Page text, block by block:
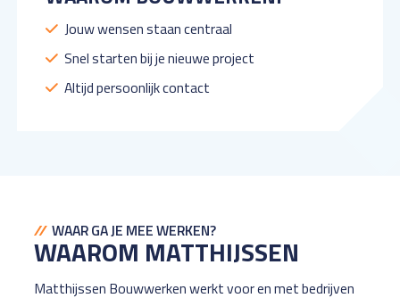
Jouw wensen staan centraal
Snel starten bij je nieuwe project
Altijd persoonlijk contact
WAAR GA JE MEE WERKEN?
WAAROM MATTHIJSSEN
Matthijssen Bouwwerken werkt voor en met bedrijven